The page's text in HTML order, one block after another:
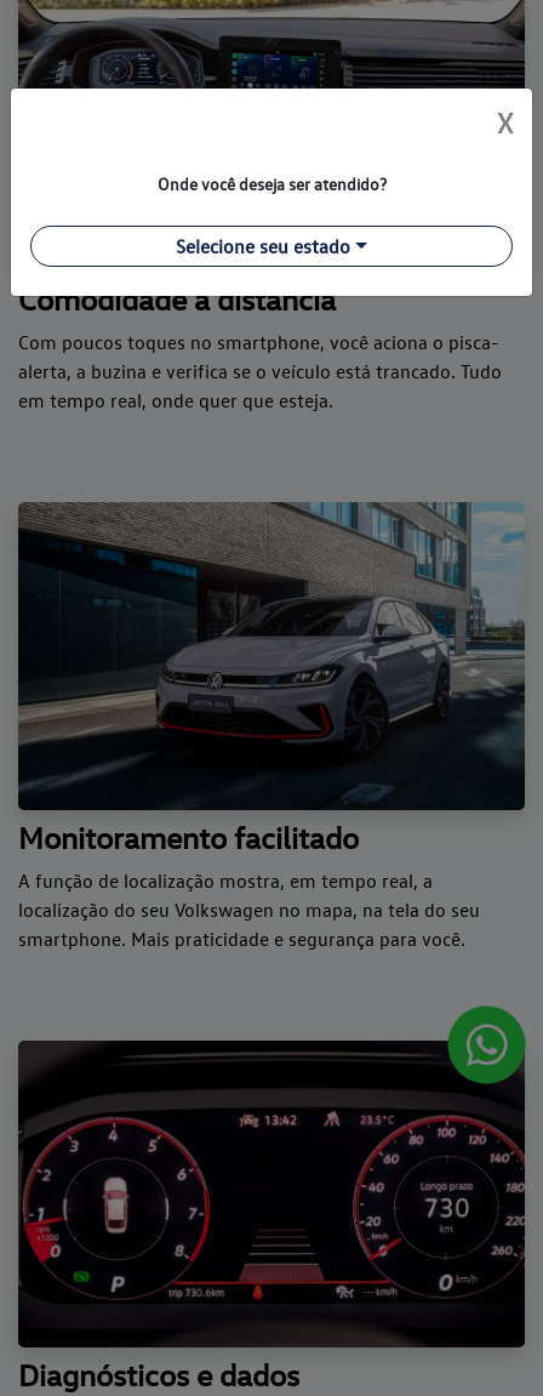
Comodidade á distância
Com poucos toques no smartphone, você aciona o pisca-
alerta, a buzina e verifica se o veículo está trancado. Tudo
em tempo real, onde quer que esteja.
Monitoramento facilitado
A função de localização mostra, em tempo real, a
localização do seu Volkswagen no mapa, na tela do seu
smartphone. Mais praticidade e segurança para você.
Diagnósticos e dados
X
Onde você deseja ser atendido?
Selecione seu estado